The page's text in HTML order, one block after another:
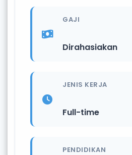
GAJI
Dirahasiakan
JENIS KERJA
Full-time
PENDIDIKAN